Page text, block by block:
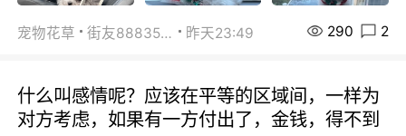
宠物花草 街友88835518 昨天23:49 290 2
什么叫感情呢？应该在平等的区域间，一样为
对方考虑，如果有一方付出了，金钱，得不到